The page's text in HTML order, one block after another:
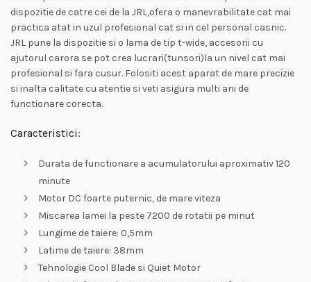
dispozitie de catre cei de la JRL,ofera o manevrabilitate cat mai
practica atat in uzul profesional cat si in cel personal casnic.
JRL pune la dispozitie si o lama de tip t-wide, accesorii cu
ajutorul carora se pot crea lucrari(tunsori)la un nivel cat mai
profesional si fara cusur. Folositi acest aparat de mare precizie
si inalta calitate cu atentie si veti asigura multi ani de
functionare corecta.
Caracteristici:
Durata de functionare a acumulatorului aproximativ 120
minute
Motor DC foarte puternic, de mare viteza
Miscarea lamei la peste 7200 de rotatii pe minut
Lungime de taiere: 0,5mm
Latime de taiere: 38mm
Tehnologie Cool Blade si Quiet Motor